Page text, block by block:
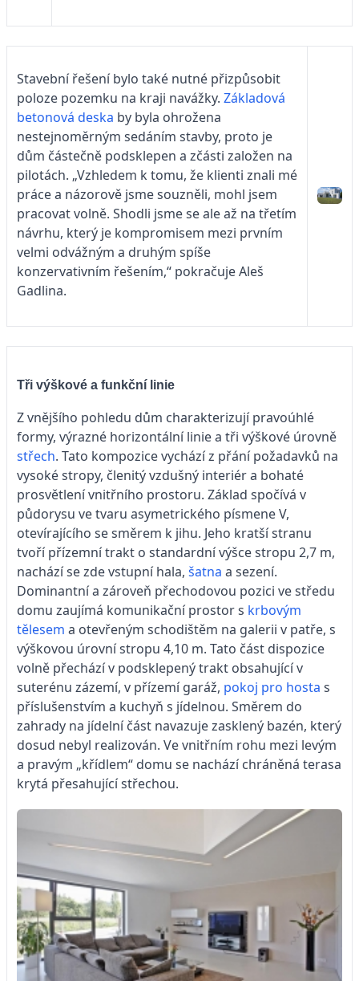
Stavební řešení bylo také nutné přizpůsobit
poloze pozemku na kraji navážky. Základová
betonová deska by byla ohrožena
nestejnoměrným sedáním stavby, proto je
dům částečně podsklepen a zčásti založen na
pilotách. „Vzhledem k tomu, že klienti znali mé
práce a názorově jsme souzněli, mohl jsem
pracovat volně. Shodli jsme se ale až na třetím
návrhu, který je kompromisem mezi prvním
velmi odvážným a druhým spíše
konzervativním řešením,“ pokračuje Aleš
Gadlina.
Tři výškové a funkční linie
Z vnějšího pohledu dům charakterizují pravoúhlé
formy, výrazné horizontální linie a tři výškové úrovně
střech. Tato kompozice vychází z přání požadavků na
vysoké stropy, členitý vzdušný interiér a bohaté
prosvětlení vnitřního prostoru. Základ spočívá v
půdorysu ve tvaru asymetrického písmene V,
otevírajícího se směrem k jihu. Jeho kratší stranu
tvoří přízemní trakt o standardní výšce stropu 2,7 m,
nachází se zde vstupní hala, šatna a sezení.
Dominantní a zároveň přechodovou pozici ve středu
domu zaujímá komunikační prostor s krbovým
tělesem a otevřeným schodištěm na galerii v patře, s
výškovou úrovní stropu 4,10 m. Tato část dispozice
volně přechází v podsklepený trakt obsahující v
suterénu zázemí, v přízemí garáž, pokoj pro hosta s
příslušenstvím a kuchyň s jídelnou. Směrem do
zahrady na jídelní část navazuje zasklený bazén, který
dosud nebyl realizován. Ve vnitřním rohu mezi levým
a pravým „křídlem“ domu se nachází chráněná terasa
krytá přesahující střechou.